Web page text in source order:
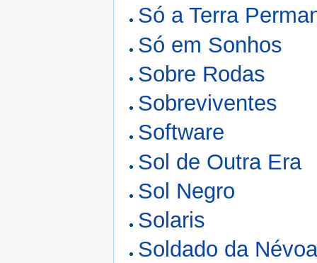
Só a Terra
Só em Sonhos
Sobre Rodas
Sobreviventes
Software
Sol de Outra Era
Sol Negro
Solaris
Soldado da